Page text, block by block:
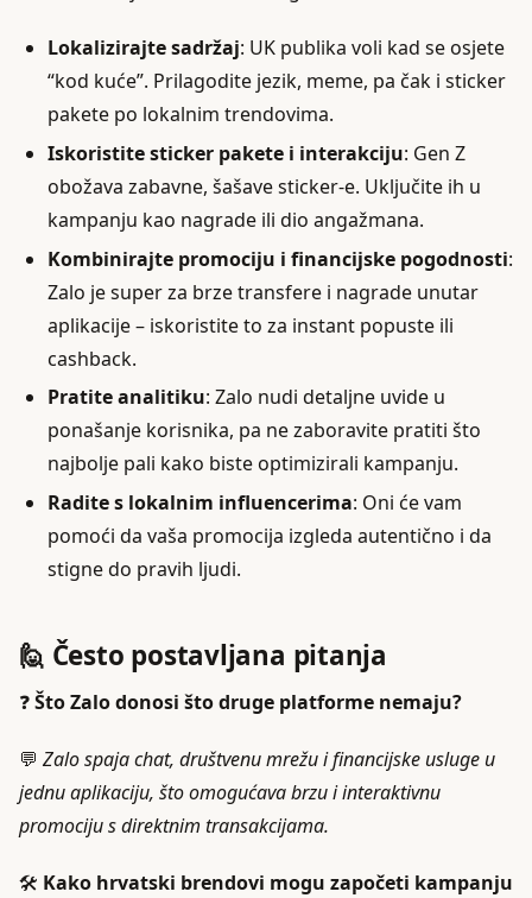
Lokalizirajte sadržaj: UK publika voli kad se osjete
“kod kuće”. Prilagodite jezik, meme, pa čak i sticker
pakete po lokalnim trendovima.
Iskoristite sticker pakete i interakciju: Gen Z
obožava zabavne, šašave sticker-e. Uključite ih u
kampanju kao nagrade ili dio angažmana.
Kombinirajte promociju i financijske pogodnosti:
Zalo je super za brze transfere i nagrade unutar
aplikacije – iskoristite to za instant popuste ili
cashback.
Pratite analitiku: Zalo nudi detaljne uvide u
ponašanje korisnika, pa ne zaboravite pratiti što
najbolje pali kako biste optimizirali kampanju.
Radite s lokalnim influencerima: Oni će vam
pomoći da vaša promocija izgleda autentično i da
stigne do pravih ljudi.
🙋 Često postavljana pitanja
❓Što Zalo donosi što druge platforme nemaju?
💬 Zalo spaja chat, društvenu mrežu i financijske usluge u
jednu aplikaciju, što omogućava brzu i interaktivnu
promociju s direktnim transakcijama.
🛠️ Kako hrvatski brendovi mogu započeti kampanju